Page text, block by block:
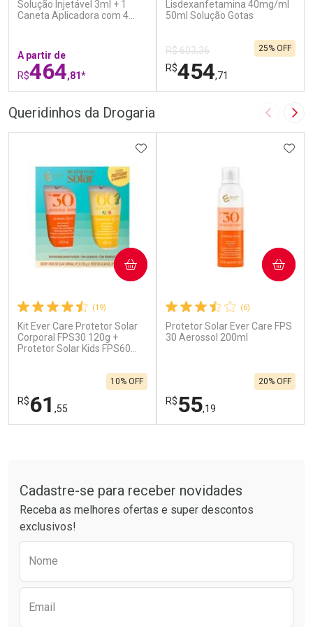
Solução Injetável 3ml + 1
Caneta Aplicadora com 4
A partir de
R$464,81*
Ativar Desconto
Por R$ 664,02/cada
Comprar sem Desconto
Lisdexanfetamina 40mg/ml
50ml Solução Gotas
R$ 603,36
R$454,71
25% OFF
Ativar Desconto
Por R$ 454,71/cada
Queridinhos da Drogaria Imagem
(19)
Kit Ever Care Protetor Solar
Corporal FPS30 120g +
Protetor Solar Kids FPS60
R$61 ,55
10% OFF
ADICIONAR AOS FAVORITOS
COMPRAR
Laboratório
Por Menos
(6)
Protetor Solar Ever Care FPS
30 Aerossol 200ml
R$55,19
20% OFF
COMPRAR
Laboratório
Por Menos
Cadastre-se para receber novidades
Receba as melhores ofertas e super descontos
exclusivos!
Nome
Email